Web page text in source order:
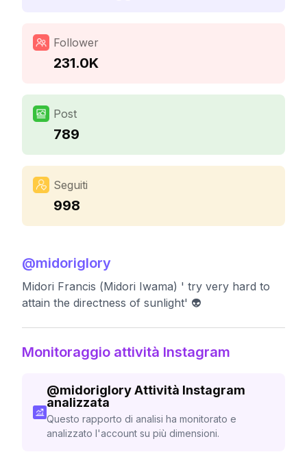
Follower
231.0K
Post
789
Seguiti
998
@midoriglory
Midori Francis (Midori Iwama) ' try very hard to
attain the directness of sunlight' 👽
Monitoraggio attività Instagram
@midorigloryAttività Instagram
analizzata
Questo rapporto di analisi ha monitorato e
analizzato l'account su più dimensioni.